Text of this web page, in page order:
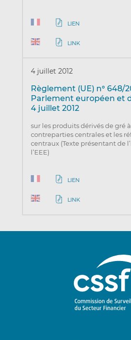
LIEN
LINK
4 juillet 2012
Règlement (UE) n° 648/
Parlement européen et
4 juillet 2012
sur les produits dérivés de gré
contreparties centrales et les
centraux (Texte présentant de
l’EEE)
LIEN
LINK